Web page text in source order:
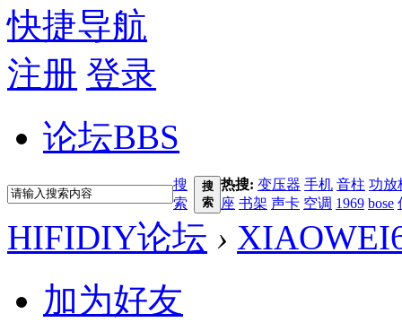
快捷导航
注册 登录
论坛BBS
搜
索
搜
索
热搜: 变压器 手机 音柱 功放
座 书架 声卡 空调 1969 bose
HIFIDIY论坛 ›
加为好友